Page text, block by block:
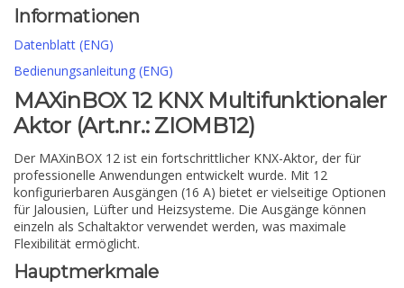
Informationen
Datenblatt (ENG)
Bedienungsanleitung (ENG)
MAXinBOX 12 KNX Multifunktionaler
Aktor (Art.nr.: ZIOMB12)
Der MAXinBOX 12 ist ein fortschrittlicher KNX-Aktor, der für
professionelle Anwendungen entwickelt wurde. Mit 12
konfigurierbaren Ausgängen (16 A) bietet er vielseitige Optionen
für Jalousien, Lüfter und Heizsysteme. Die Ausgänge können
einzeln als Schaltaktor verwendet werden, was maximale
Flexibilität ermöglicht.
Hauptmerkmale